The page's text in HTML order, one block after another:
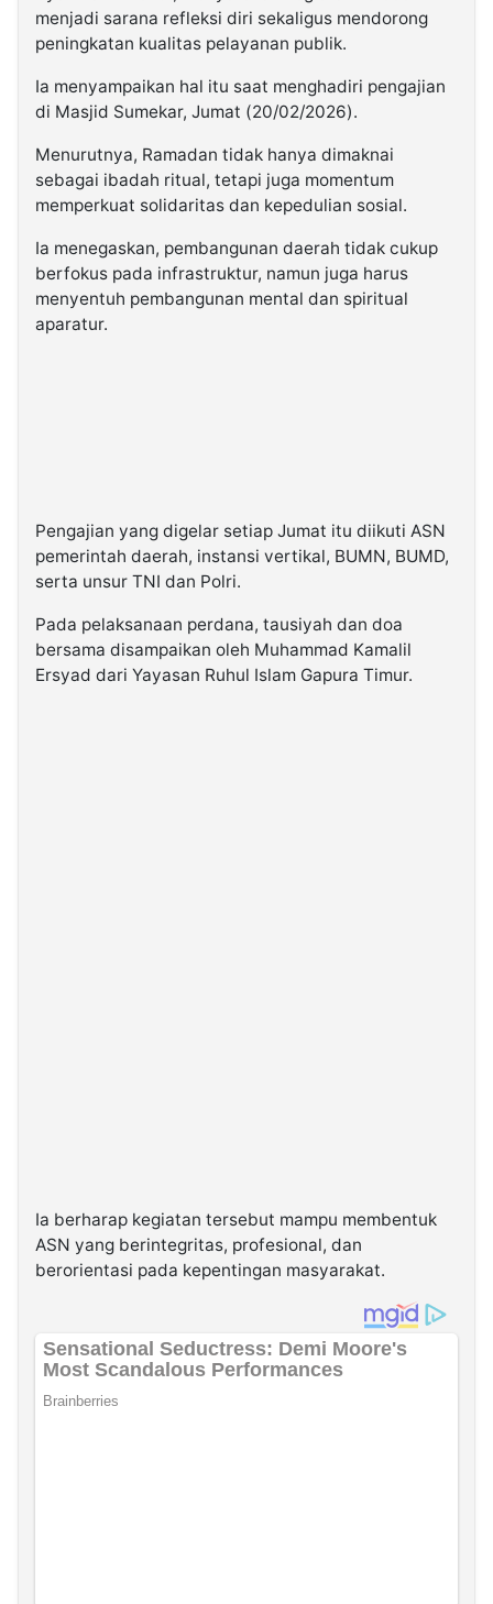
menjadi sarana refleksi diri sekaligus mendorong
peningkatan kualitas pelayanan publik.
Ia menyampaikan hal itu saat menghadiri pengajian
di Masjid Sumekar, Jumat (20/02/2026).
Menurutnya, Ramadan tidak hanya dimaknai
sebagai ibadah ritual, tetapi juga momentum
memperkuat solidaritas dan kepedulian sosial.
Ia menegaskan, pembangunan daerah tidak cukup
berfokus pada infrastruktur, namun juga harus
menyentuh pembangunan mental dan spiritual
aparatur.
Pengajian yang digelar setiap Jumat itu diikuti ASN
pemerintah daerah, instansi vertikal, BUMN, BUMD,
serta unsur TNI dan Polri.
Pada pelaksanaan perdana, tausiyah dan doa
bersama disampaikan oleh Muhammad Kamalil
Ersyad dari Yayasan Ruhul Islam Gapura Timur.
Ia berharap kegiatan tersebut mampu membentuk
ASN yang berintegritas, profesional, dan
berorientasi pada kepentingan masyarakat.